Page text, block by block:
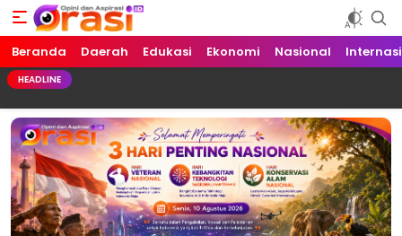
Orasi.ID
Opini dan Aspirasi!
Beranda Daerah Edukasi Ekonomi Nasional
HEADLINE